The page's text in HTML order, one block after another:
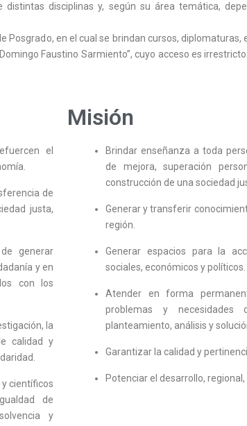
disciplinas y, según su área temática,
Posgrado, en el cual se brindan cursos,
Faustino Sarmiento”, cuyo acceso es
el
de
justa,
generar
y en
con los
la
calidad y
científicos
de
y
Misión
Brindar enseñanza a toda
de mejora, superación
construcción de una sociedad
Generar y transferir
región.
Generar espacios para la
sociales, económicos y políticos.
Atender en forma
problemas y
planteamiento, análisis y
Garantizar la calidad y
Potenciar el desarrollo, regional,